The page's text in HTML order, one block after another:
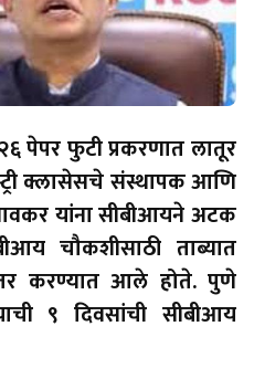
पेपर फुटी प्रकरणात लातूर
क्लासेसचे संस्थापक आणि
यांना सीबीआयने अटक
चौकशीसाठी ताब्यात
करण्यात आले होते. पुणे
९ दिवसांची सीबीआय